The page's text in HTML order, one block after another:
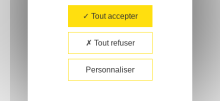
Tout accepter
Tout refuser
Personnaliser